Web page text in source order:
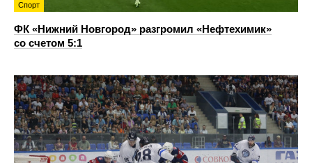
Спорт
ФК «Нижний Новгород» разгромил «Нефтехимик»
со счетом 5:1